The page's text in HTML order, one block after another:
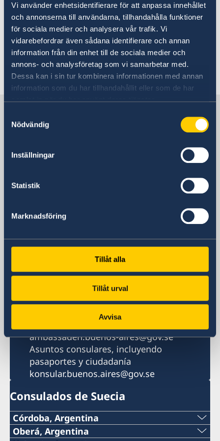
Vi använder enhetsidentifierare för att anpassa innehållet
och annonserna till användarna, tillhandahålla funktioner
för sociala medier och analysera vår trafik. Vi
vidarebefordrar även sådana identifierare och annan
information från din enhet till de sociala medier och
annons- och analysföretag som vi samarbetar med.
Dessa kan i sin tur kombinera informationen med annan
information som du har tillhandahållit eller som de har
samlat in när du har använt deras tjänster.
Nödvändig
Inställningar
Statistik
Marknadsföring
Tillåt alla
Tillåt urval
Avvisa
Por favor, reserve una cita por correo
electrónico o por teléfono antes de su
visita. Encontrará los datos de contacto más
abajo en la página.
Última actualización 18 jun 2026, 12.11
Buenos Aires
Embajada de Suecia
C1107CDA Ciudad Autónoma de Buenos
Aires
Teléfono
+54 11 4319-5100
Fax
+54 11 4319 5199
Correo electrónico
ambassaden.buenos-aires@gov.se
Asuntos consulares, incluyendo
pasaportes y ciudadanía
konsular.buenos.aires@gov.se
Consulados de Suecia
Córdoba, Argentina
Oberá, Argentina